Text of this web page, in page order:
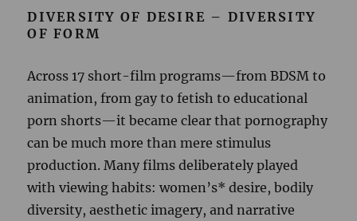
DIVERSITY OF DESIRE – DIVERSITY
OF FORM
Across 17 short-film programs—from BDSM to
animation, from gay to fetish to educational
porn shorts—it became clear that pornography
can be much more than mere stimulus
production. Many films deliberately played
with viewing habits: women’s* desire, bodily
diversity, aesthetic imagery, and narrative